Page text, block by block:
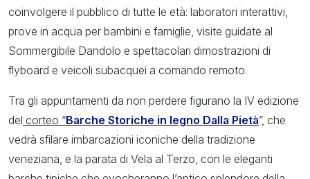
coinvolgere il pubblico di tutte le età: laboratori interattivi,
prove in acqua per bambini e famiglie, visite guidate al
Sommergibile Dandolo e spettacolari dimostrazioni di
flyboard e veicoli subacquei a comando remoto.
Tra gli appuntamenti da non perdere figurano la IV edizione
del corteo “Barche Storiche in legno Dalla Pietà”, che
vedrà sfilare imbarcazioni iconiche della tradizione
veneziana, e la parata di Vela al Terzo, con le eleganti